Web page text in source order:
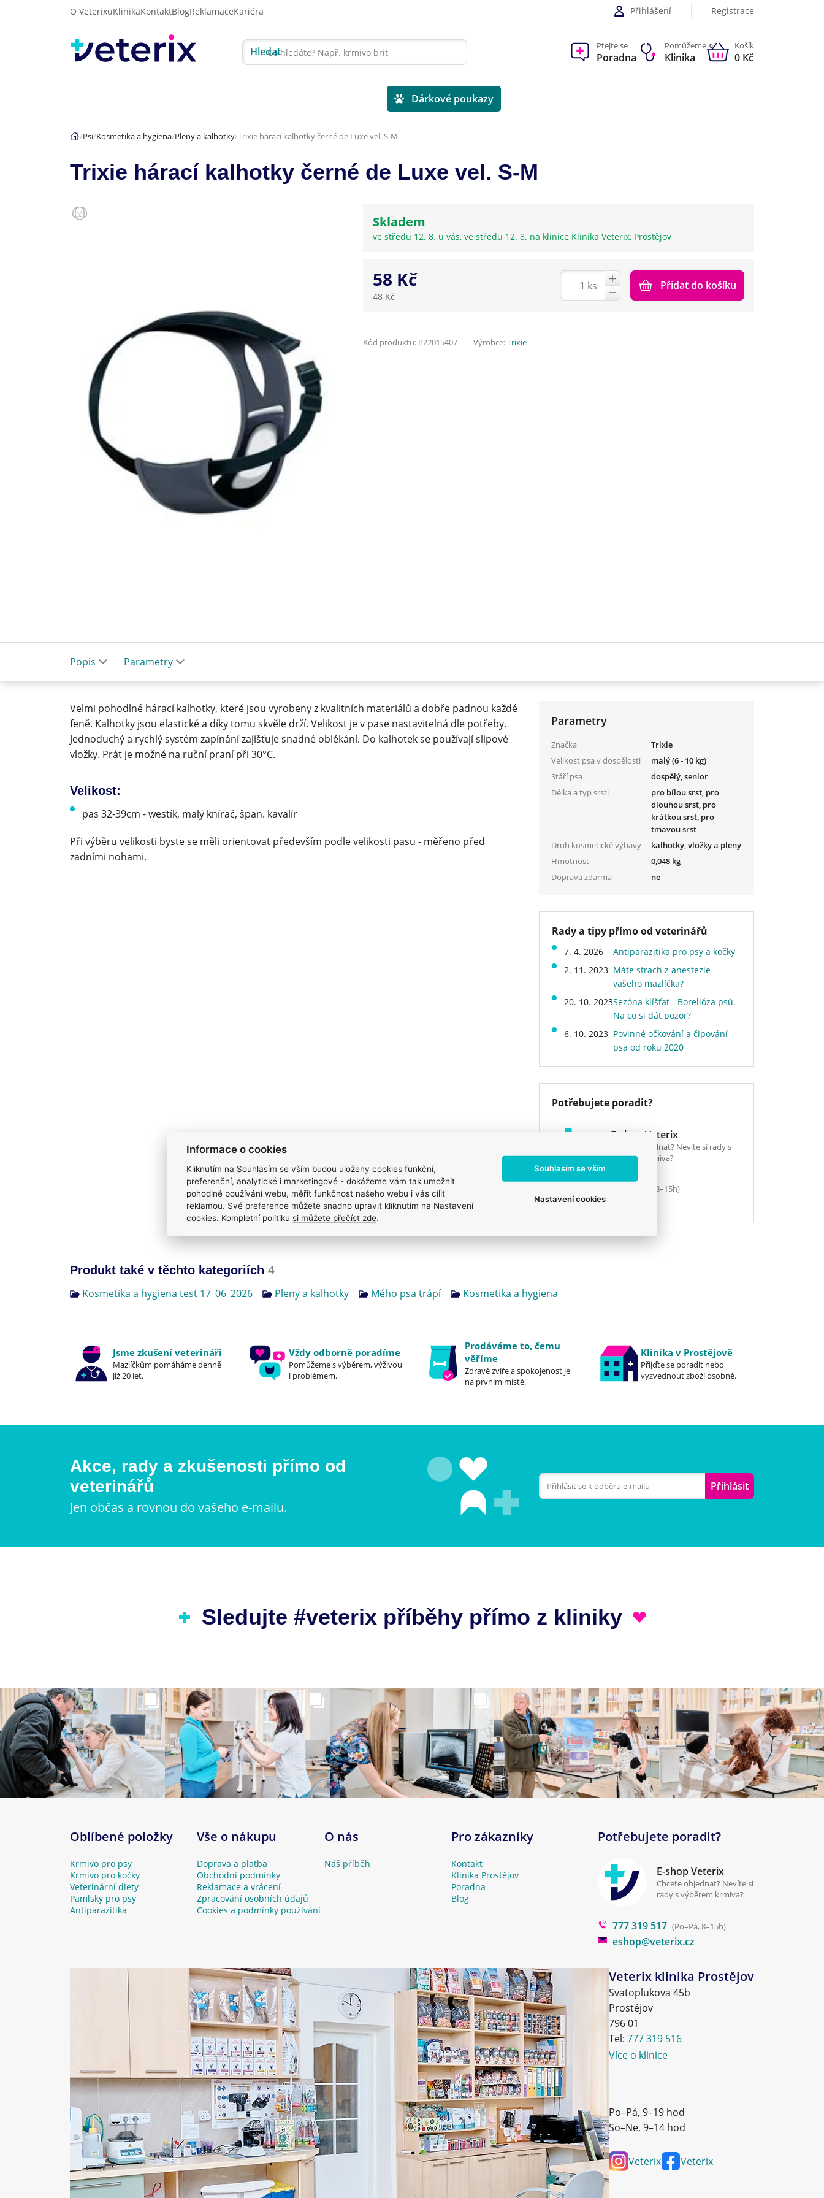
O VeterixuKlinikaKontaktBlogReklamaceKariéra Přihlášení Registrace
Hledat Ptejte se
Poradna
Pomůžeme
Klinika
0 Košík
0 Kč
Dárkové poukazy
Psi Kosmetika a hygiena Pleny a kalhotky Trixie hárací kalhotky černé de Luxe vel. S-M
Trixie hárací kalhotky černé de Luxe vel. S-M
Skladem
ve středu 12. 8. u vás, ve středu 12. 8. na klinice Klinika Veterix, Prostějov
58 Kč
48 Kč
ks Přidat do košíku
Kód produktu: P22015407 Výrobce:Trixie
Popis Parametry
Velmi pohodlné hárací kalhotky, které jsou vyrobeny z kvalitních materiálů a dobře padnou každé
feně. Kalhotky jsou elastické a díky tomu skvěle drží. Velikost je v pase nastavitelná dle potřeby.
Jednoduchý a rychlý systém zapínání zajišťuje snadné oblékání. Do kalhotek se používají slipové
vložky. Prát je možné na ruční praní při 30°C.
Velikost:
pas 32-39cm - westík, malý knírač, špan. kavalír
Při výběru velikosti byste se měli orientovat především podle velikosti pasu - měřeno před
zadními nohami.
Parametry
Značka
Trixie
Velikost psa v dospělosti
malý (6 - 10 kg)
Stáří psa
dospělý, senior
Délka a typ srsti
pro bílou srst, pro
dlouhou srst, pro
krátkou srst, pro
tmavou srst
Druh kosmetické výbavy
kalhotky, vložky a pleny
Hmotnost
0,048 kg
Doprava zdarma
ne
Rady a tipy přímo od veterinářů
7. 4. 2026
Antiparazitika pro psy a kočky
2. 11. 2023 Máte strach z anestezie
vašeho mazlíčka?
20. 10. 2023Sezóna klíšťat - Borelióza psů.
Na co si dát pozor?
6. 10. 2023 Povinné očkování a čipování
psa od roku 2020
Potřebujete poradit?
E-shop Veterix
Chcete objednat? Nevíte si rady s
výběrem krmiva?
(Po–Pá, 8–15h)
eshop@veterix.cz
Produkt také v těchto kategoriích 4
Kosmetika a hygiena test 17_06_2026
Pleny a kalhotky Mého psa trápí Kosmetika a hygiena
Jsme zkušení veterináři
Mazlíčkům pomáháme denně
již 20 let.
Vždy odborně poradíme
Pomůžeme s výběrem, výživou
i problémem.
Prodáváme to, čemu
věříme
Zdravé zvíře a spokojenost je
na prvním místě.
Klinika v Prostějově
Přijďte se poradit nebo
vyzvednout zboží osobně.
Akce, rady a zkušenosti přímo od
veterinářů
Jen občas a rovnou do vašeho e-mailu.
Přihlásit
Sledujte #veterix příběhy přímo z kliniky
Oblíbené položky
Krmivo pro psy
Krmivo pro kočky
Veterinární diety
Pamlsky pro psy
Antiparazitika
Vše o nákupu
Doprava a platba
Obchodní podmínky
Reklamace a vrácení
Zpracování osobních údajů
Cookies a podmínky používání
O nás
Náš příběh
Pro zákazníky
Kontakt
Klinika Prostějov
Poradna
Blog
Potřebujete poradit?
E-shop Veterix
Chcete objednat? Nevíte si
rady s výběrem krmiva?
777 319 517 (Po–Pá, 8–15h)
eshop@veterix.cz
Veterix klinika Prostějov
Svatoplukova 45b
Prostějov
796 01
Tel: 777 319 516
Více o klinice
Po–Pá, 9–19 hod
So–Ne, 9–14 hod
Veterix Veterix
Informace o cookies
Kliknutím na Souhlasím se vším budou uloženy cookies funkční,
preferenční, analytické i marketingové - dokážeme vám tak umožnit
pohodlné používání webu, měřit funkčnost našeho webu i vás cílit
reklamou. Své preference můžete snadno upravit kliknutím na Nastavení
cookies. Kompletní politiku si můžete přečíst zde.
Souhlasím se vším
Nastavení cookies